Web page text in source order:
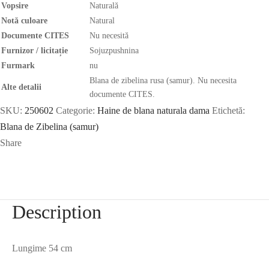
Vopsire
Naturală
Notă culoare
Natural
Documente CITES
Nu necesită
Furnizor / licitație
Sojuzpushnina
Furmark
nu
Alte detalii
Blana de zibelina rusa (samur). Nu necesita
documente CITES.
SKU: 250602 Categorie: Haine de blana naturala dama Etichetă:
Blana de Zibelina (samur)
Share
Description
Lungime 54 cm